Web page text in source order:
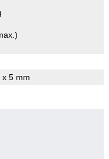
x 5 mm